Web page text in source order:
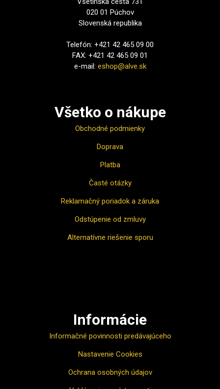
020 01 Púchov
Slovenská republika
Telefón: +421 42 465 09 00
FAX: +421 42 465 09 01
e-mail: eshop@alve.sk
Všetko o nákupe
Obchodné podmienky
Doprava
Platba
Časté otázky
Reklamačný poriadok a záruka
Odstúpenie od zmluvy
Alternatívne riešenie sporu
Informácie
Informačné povinnosti predávajúceho
Nastavenie Cookies
Ochrana osobných údajov